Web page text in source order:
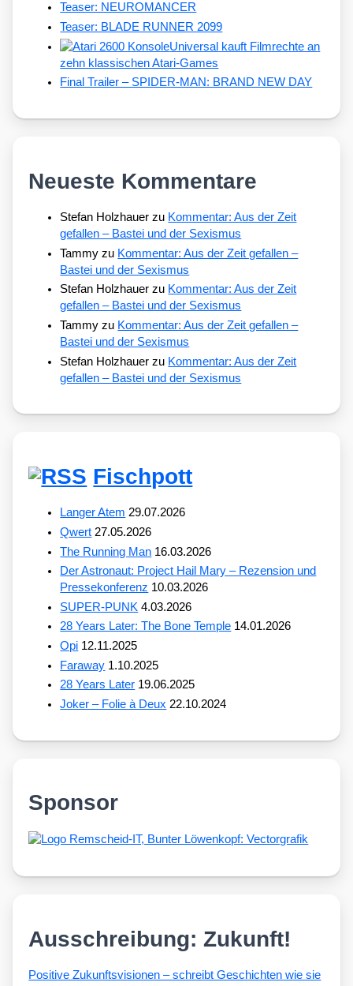
Teaser: NEUROMANCER
Teaser: BLADE RUNNER 2099
Universal kauft Filmrechte an
zehn klassischen Atari-Games
Final Trailer – SPIDER-MAN: BRAND NEW DAY
Neueste Kommentare
Stefan Holzhauer zu Kommentar: Aus der Zeit
gefallen – Bastei und der Sexismus
Tammy zu Kommentar: Aus der Zeit gefallen –
Bastei und der Sexismus
Stefan Holzhauer zu Kommentar: Aus der Zeit
gefallen – Bastei und der Sexismus
Tammy zu Kommentar: Aus der Zeit gefallen –
Bastei und der Sexismus
Stefan Holzhauer zu Kommentar: Aus der Zeit
gefallen – Bastei und der Sexismus
Fischpott
Langer Atem 29.07.2026
Qwert 27.05.2026
The Running Man 16.03.2026
Der Astronaut: Project Hail Mary – Rezension und
Pressekonferenz 10.03.2026
SUPER-PUNK 4.03.2026
28 Years Later: The Bone Temple 14.01.2026
Opi 12.11.2025
Faraway 1.10.2025
28 Years Later 19.06.2025
Joker – Folie à Deux 22.10.2024
Sponsor
Ausschreibung: Zukunft!
Posi­ti­ve Zukunfts­vi­sio­nen – schreibt Geschich­ten wie sie